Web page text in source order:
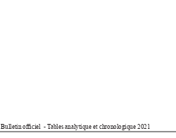
Bulletin ociel  - Tables analytique et chronologique 2021